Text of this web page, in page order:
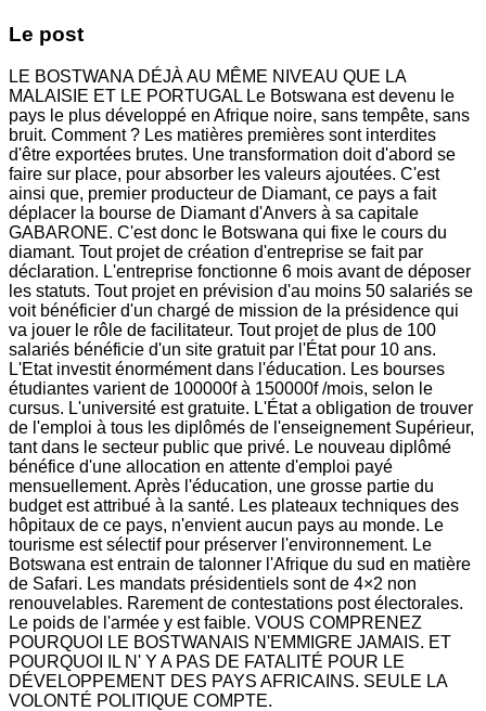
Le post
LE BOSTWANA DÉJÀ AU MÊME NIVEAU QUE LA
MALAISIE ET LE PORTUGAL Le Botswana est devenu le
pays le plus développé en Afrique noire, sans tempête, sans
bruit. Comment ? Les matières premières sont interdites
d'être exportées brutes. Une transformation doit d'abord se
faire sur place, pour absorber les valeurs ajoutées. C'est
ainsi que, premier producteur de Diamant, ce pays a fait
déplacer la bourse de Diamant d'Anvers à sa capitale
GABARONE. C'est donc le Botswana qui fixe le cours du
diamant. Tout projet de création d'entreprise se fait par
déclaration. L'entreprise fonctionne 6 mois avant de déposer
les statuts. Tout projet en prévision d'au moins 50 salariés se
voit bénéficier d'un chargé de mission de la présidence qui
va jouer le rôle de facilitateur. Tout projet de plus de 100
salariés bénéficie d'un site gratuit par l'État pour 10 ans.
L'Etat investit énormément dans l'éducation. Les bourses
étudiantes varient de 100000f à 150000f /mois, selon le
cursus. L'université est gratuite. L'État a obligation de trouver
de l'emploi à tous les diplômés de l'enseignement Supérieur,
tant dans le secteur public que privé. Le nouveau diplômé
bénéfice d'une allocation en attente d'emploi payé
mensuellement. Après l'éducation, une grosse partie du
budget est attribué à la santé. Les plateaux techniques des
hôpitaux de ce pays, n'envient aucun pays au monde. Le
tourisme est sélectif pour préserver l'environnement. Le
Botswana est entrain de talonner l'Afrique du sud en matière
de Safari. Les mandats présidentiels sont de 4×2 non
renouvelables. Rarement de contestations post électorales.
Le poids de l'armée y est faible. VOUS COMPRENEZ
POURQUOI LE BOSTWANAIS N'EMMIGRE JAMAIS. ET
POURQUOI IL N' Y A PAS DE FATALITÉ POUR LE
DÉVELOPPEMENT DES PAYS AFRICAINS. SEULE LA
VOLONTÉ POLITIQUE COMPTE.